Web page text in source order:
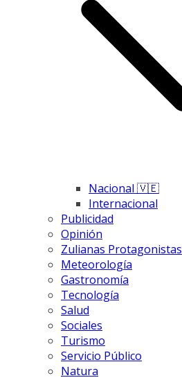
Nacional 🇻🇪
Internacional
Publicidad
Opinión
Zulianas Protagonistas
Meteorología
Gastronomía
Tecnología
Salud
Sociales
Turismo
Servicio Público
Natura